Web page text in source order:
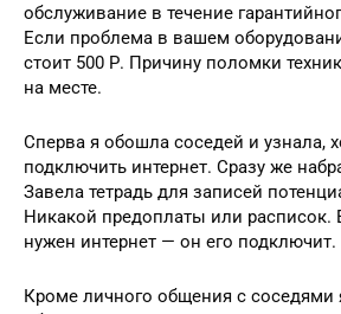
обслуживание в течение
Если проблема в вашем
стоит 500 Р. Причину поломки
на месте.
Сперва я обошла соседей и узнала,
подключить интернет. Сразу же
Завела тетрадь для записей
Никакой предоплаты или расписок.
нужен интернет — он его подключит.
Кроме личного общения с соседями